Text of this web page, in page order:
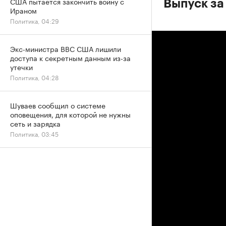
Выпуск
Ираном
Политика, 04:29
Экс-министра ВВС США лишили
доступа к секретным данным из-за
утечки
Политика, 04:28
Шуваев сообщил о системе
оповещения, для которой не нужны
сеть и зарядка
Политика, 03:45